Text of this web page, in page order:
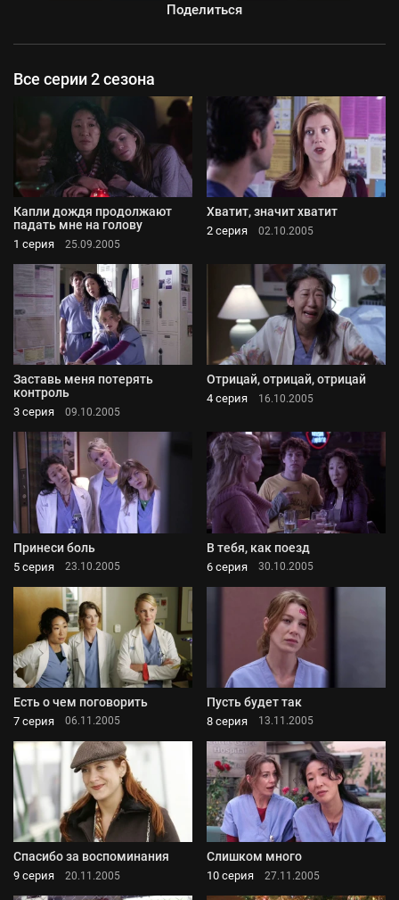
Поделиться
Все серии 2 сезона
Капли дождя продолжают
падать мне на голову
1 серия 25.09.2005
Хватит, значит хватит
2 серия 02.10.2005
Заставь меня потерять
контроль
3 серия 09.10.2005
Отрицай, отрицай, отрицай
4 серия 16.10.2005
Принеси боль
5 серия 23.10.2005
В тебя, как поезд
6 серия 30.10.2005
Есть о чем поговорить
7 серия 06.11.2005
Пусть будет так
8 серия 13.11.2005
Спасибо за воспоминания
9 серия 20.11.2005
Слишком много
10 серия 27.11.2005